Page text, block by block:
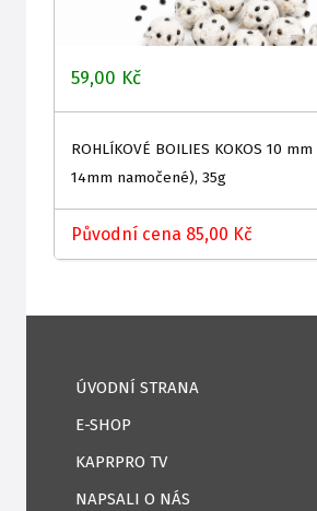
59,00 Kč
ROHLÍKOVÉ BOILIES KOKOS 10
14mm namočené), 35g
Původní cena 85,00 Kč
ÚVODNÍ STRANA
E-SHOP
KAPRPRO TV
NAPSALI O NÁS